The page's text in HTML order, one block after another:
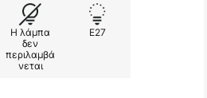
Η λάμπα
δεν
περιλαμβά
νεται
E27